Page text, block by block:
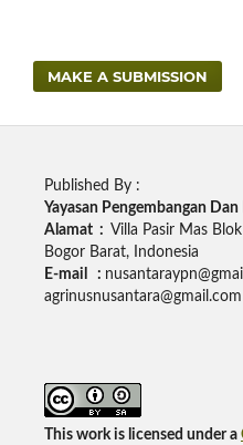
MAKE A SUBMISSION
Published By :
Yayasan Pengembangan
Alamat : Villa Pasir Mas
Bogor Barat, Indonesia
E-mail :
agrinusnusantara@gmail.com
This work is licensed under a